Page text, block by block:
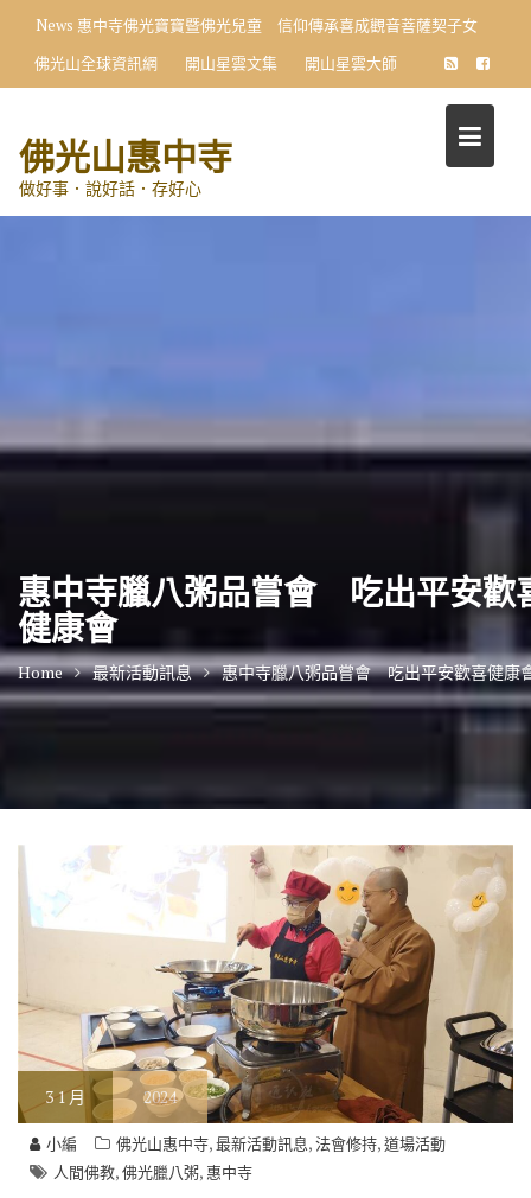
content
News 惠中寺佛光寶寶暨佛光兒童 信仰傳承喜成觀音菩薩契子女
佛光山全球資訊網
開山星雲文集 開山星雲大師
佛光山惠中寺
做好事．說好話．存好心
惠中寺臘八粥品嘗會 吃出平安歡
健康會
Home 最新活動訊息 惠中寺臘八粥品嘗會 吃出平安歡喜健康
3 1 月 2024
小編 佛光山惠中寺,最新活動訊息,法會修持,道場活動
人間佛教,佛光臘八粥, 惠中寺